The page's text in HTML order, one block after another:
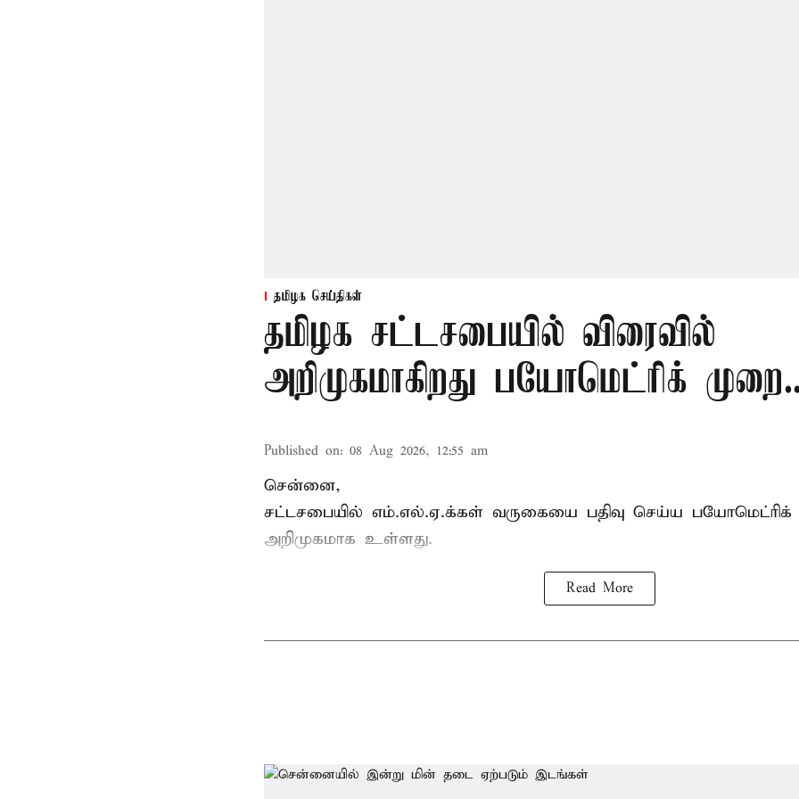
தமிழக செய்திகள்
தமிழக சட்டசபையில் விரைவில்
அறிமுகமாகிறது பயோமெட்ரிக்
Published on: 08 Aug 2026, 12:55 am
சென்னை,
சட்டசபையில் எம்.எல்.ஏ.க்கள் வருகையை பதிவு செய்ய பயோமெட்ரிக்
அறிமுகமாக உள்ளது.
Read More